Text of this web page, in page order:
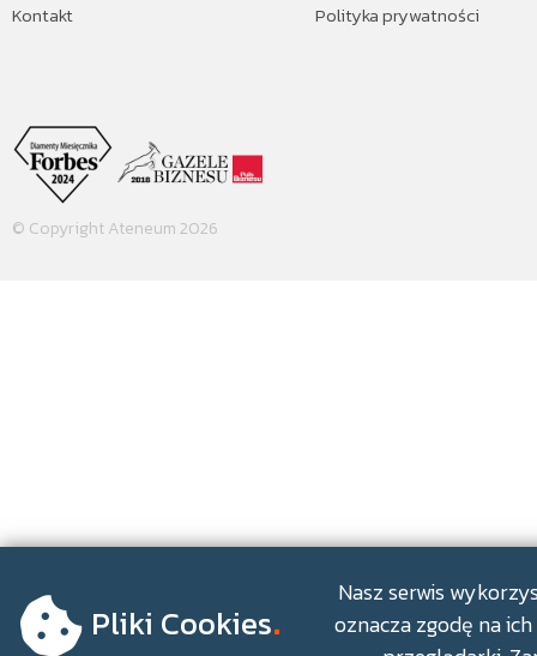
Kontakt
Polityka prywatności
© Copyright Ateneum 2026
Pliki Cookies.
Nasz serwis
oznacza zgodę na